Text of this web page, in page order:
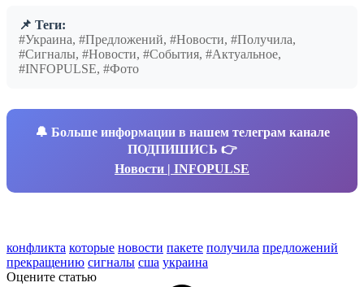
📌 Теги:
#Украина, #Предложений, #Новости, #Получила,
#Сигналы, #Новости, #События, #Актуальное,
#INFOPULSE, #Фото
🔔 Больше информации в нашем телеграм канале
ПОДПИШИСЬ 👉
Новости | INFOPULSE
конфликта которые новости пакете получила предложений
прекращению сигналы сша украина
Оцените статью